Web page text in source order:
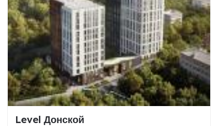
Level Донской